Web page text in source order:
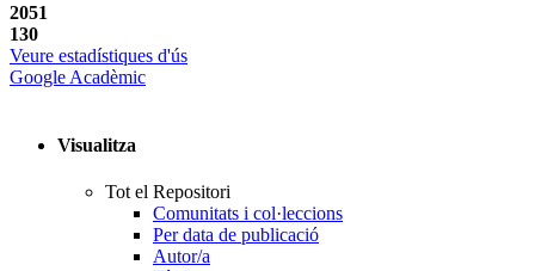
2051
130
Veure estadístiques d'ús
Google Acadèmic
Visualitza
Tot el Repositori
Comunitats i col·leccions
Per data de publicació
Autor/a